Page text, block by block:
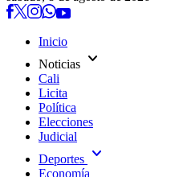
Inicio
Noticias expand_more
Cali
Licita
Política
Elecciones
Judicial
Deportes expand_more
Economía